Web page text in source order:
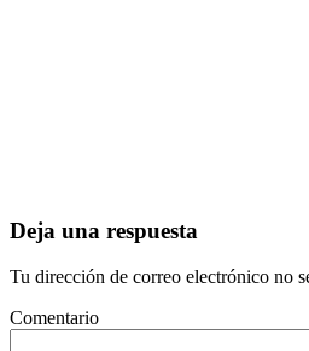
Deja una respuesta
Tu dirección de correo electrónico no
Comentario